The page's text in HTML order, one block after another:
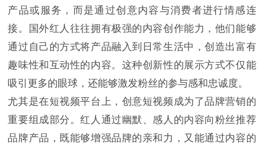
产品或服务，而是通过创意内容与消费者进行情感连
接。国外红人往往拥有极强的内容创作能力，他们能够
通过自己的方式将产品融入到日常生活中，创造出富有
趣味性和互动性的内容。这种创新性的展示方式不仅能
吸引更多的眼球，还能够激发粉丝的参与感和忠诚度。
尤其是在短视频平台上，创意短视频成为了品牌营销的
重要组成部分。红人通过幽默、感人的内容向粉丝推荐
品牌产品，既能够增强品牌的亲和力，又能通过内容的